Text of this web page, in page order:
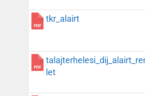
tkr_alairt
let